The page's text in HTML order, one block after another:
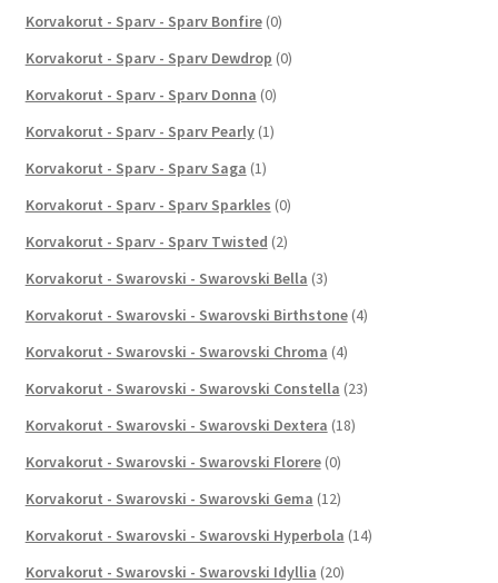
Korvakorut - Sparv - Sparv Bonfire (0)
Korvakorut - Sparv - Sparv Dewdrop (0)
Korvakorut - Sparv - Sparv Donna (0)
Korvakorut - Sparv - Sparv Pearly (1)
Korvakorut - Sparv - Sparv Saga (1)
Korvakorut - Sparv - Sparv Sparkles (0)
Korvakorut - Sparv - Sparv Twisted (2)
Korvakorut - Swarovski - Swarovski Bella (3)
Korvakorut - Swarovski - Swarovski Birthstone (4)
Korvakorut - Swarovski - Swarovski Chroma (4)
Korvakorut - Swarovski - Swarovski Constella (23)
Korvakorut - Swarovski - Swarovski Dextera (18)
Korvakorut - Swarovski - Swarovski Florere (0)
Korvakorut - Swarovski - Swarovski Gema (12)
Korvakorut - Swarovski - Swarovski Hyperbola (14)
Korvakorut - Swarovski - Swarovski Idyllia (20)